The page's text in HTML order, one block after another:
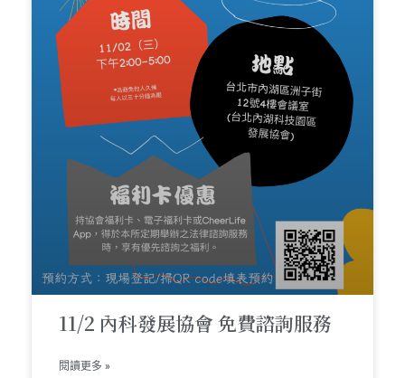
11/2 內科發展協會 免費諮詢服務
閱讀更多 »